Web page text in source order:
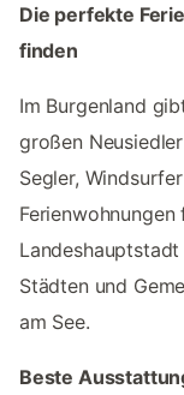
Die perfekte
finden
Im Burgenland
großen
Segler,
Landeshauptstadt
Städten und
am See.
Beste